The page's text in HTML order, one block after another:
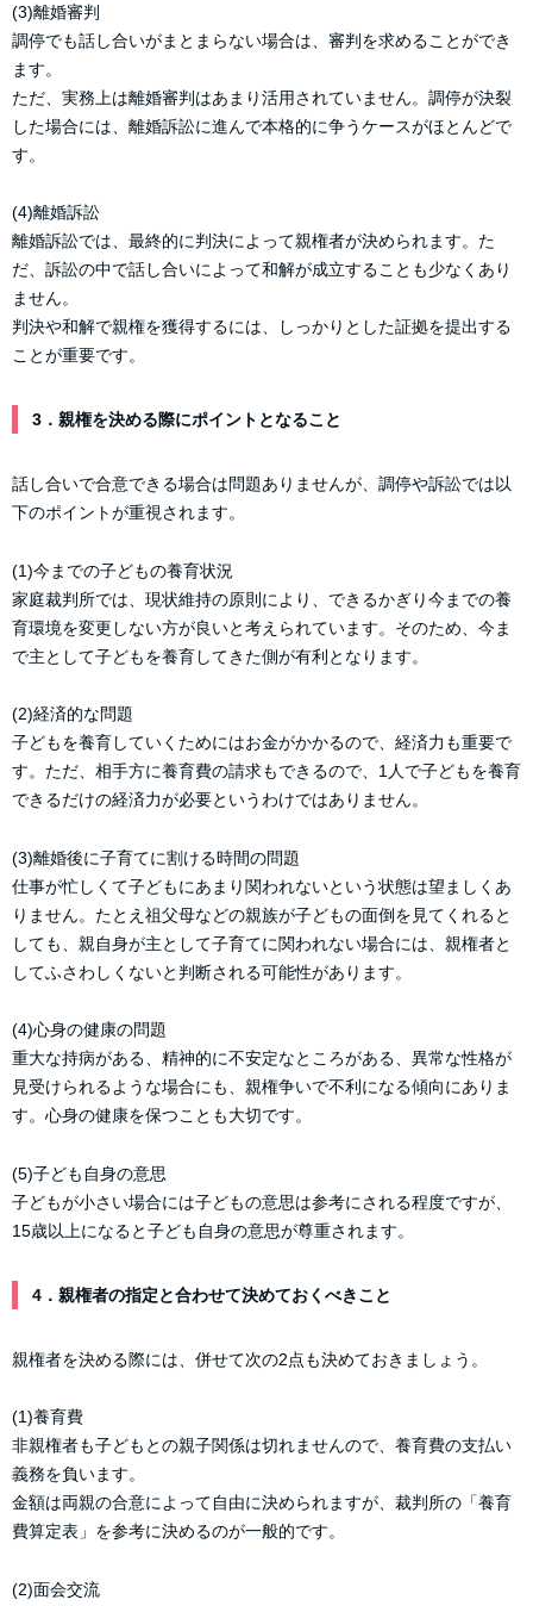
(3)離婚審判
調停でも話し合いがまとまらない場合は、審判を求めることができ
ます。
ただ、実務上は離婚審判はあまり活用されていません。調停が決裂
した場合には、離婚訴訟に進んで本格的に争うケースがほとんどで
す。
(4)離婚訴訟
離婚訴訟では、最終的に判決によって親権者が決められます。た
だ、訴訟の中で話し合いによって和解が成立することも少なくあり
ません。
判決や和解で親権を獲得するには、しっかりとした証拠を提出する
ことが重要です。
3．親権を決める際にポイントとなること
話し合いで合意できる場合は問題ありませんが、調停や訴訟では以
下のポイントが重視されます。
(1)今までの子どもの養育状況
家庭裁判所では、現状維持の原則により、できるかぎり今までの養
育環境を変更しない方が良いと考えられています。そのため、今ま
で主として子どもを養育してきた側が有利となります。
(2)経済的な問題
子どもを養育していくためにはお金がかかるので、経済力も重要で
す。ただ、相手方に養育費の請求もできるので、1人で子どもを養育
できるだけの経済力が必要というわけではありません。
(3)離婚後に子育てに割ける時間の問題
仕事が忙しくて子どもにあまり関われないという状態は望ましくあ
りません。たとえ祖父母などの親族が子どもの面倒を見てくれると
しても、親自身が主として子育てに関われない場合には、親権者と
してふさわしくないと判断される可能性があります。
(4)心身の健康の問題
重大な持病がある、精神的に不安定なところがある、異常な性格が
見受けられるような場合にも、親権争いで不利になる傾向にありま
す。心身の健康を保つことも大切です。
(5)子ども自身の意思
子どもが小さい場合には子どもの意思は参考にされる程度ですが、
15歳以上になると子ども自身の意思が尊重されます。
4．親権者の指定と合わせて決めておくべきこと
親権者を決める際には、併せて次の2点も決めておきましょう。
(1)養育費
非親権者も子どもとの親子関係は切れませんので、養育費の支払い
義務を負います。
金額は両親の合意によって自由に決められますが、裁判所の「養育
費算定表」を参考に決めるのが一般的です。
(2)面会交流